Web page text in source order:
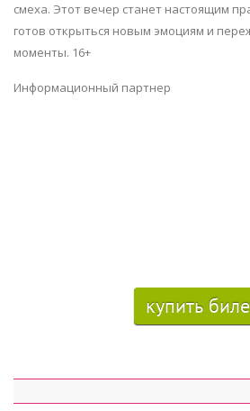
смеха. Этот вечер станет настоящим
готов открыться новым эмоциям и
моменты. 16+
Информационный партнер
купить